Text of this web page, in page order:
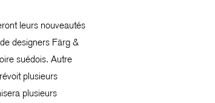
leurs nouveautés
designers Färg &
suédois. Autre
plusieurs
plusieurs